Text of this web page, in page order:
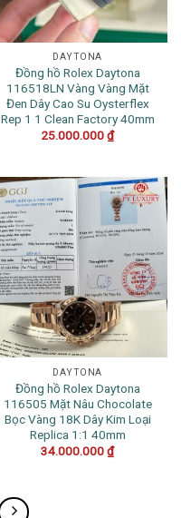
DAYTONA
Đồng hồ Rolex Daytona
116518LN Vàng Vàng Mặt
Đen Dây Cao Su Oysterflex
Rep 1 1 Clean Factory 40mm
25.000.000₫
DAYTONA
Đồng hồ Rolex Daytona
116505 Mặt Nâu Chocolate
Bọc Vàng 18K Dây Kim Loại
Replica 1:1 40mm
34.000.000₫